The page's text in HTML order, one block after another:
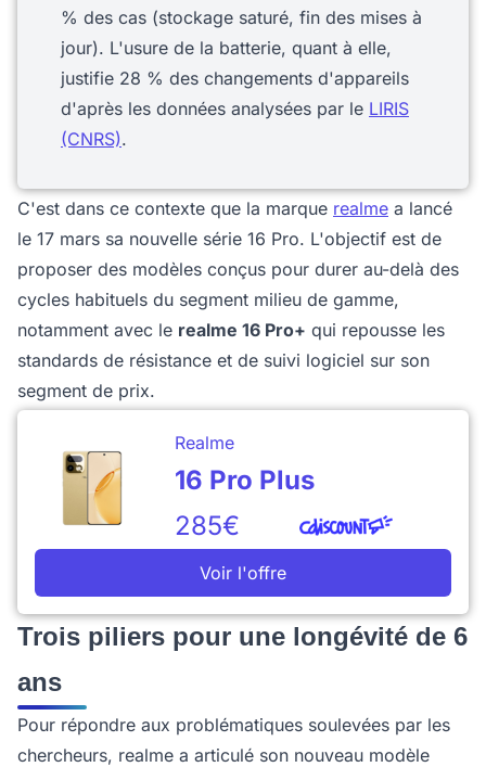
% des cas (stockage saturé, fin des mises à
jour). L'usure de la batterie, quant à elle,
justifie 28 % des changements d'appareils
d'après les données analysées par le LIRIS
(CNRS).
C'est dans ce contexte que la marque realme a lancé
le 17 mars sa nouvelle série 16 Pro. L'objectif est de
proposer des modèles conçus pour durer au-delà des
cycles habituels du segment milieu de gamme,
notamment avec le realme 16 Pro+ qui repousse les
standards de résistance et de suivi logiciel sur son
segment de prix.
Realme
16 Pro Plus
285€
Voir l'offre
Trois piliers pour une longévité de 6
ans
Pour répondre aux problématiques soulevées par les
chercheurs, realme a articulé son nouveau modèle